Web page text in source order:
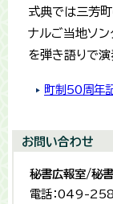
式典では三芳
ナルご当地ソ
を弾き語りで演
町制50周年
お問い合わせ
秘書広報室/秘書
電話：049-